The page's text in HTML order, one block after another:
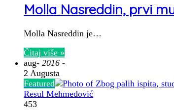
Molla Nasreddin, prvi
Molla Nasreddin je…
Čitaj više »
aug- 2016 -
2 Augusta
Featured
Resul Mehmedović
453